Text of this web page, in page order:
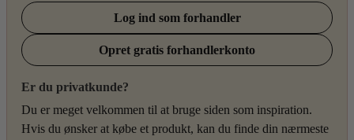
Log ind som forhandler
Opret gratis forhandlerkonto
Er du privatkunde?
Du er meget velkommen til at bruge siden som inspiration.
Hvis du ønsker at købe et produkt, kan du finde din nærmeste